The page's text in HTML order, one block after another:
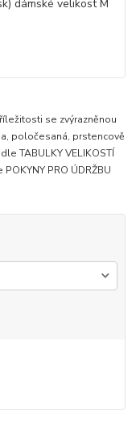
se zvýrazněnou
poločesaná, prstencově
TABULKY VELIKOSTÍ
PRO ÚDRŽBU